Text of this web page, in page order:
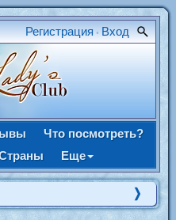
Регистрация • Вход
Что посмотреть?
Еще